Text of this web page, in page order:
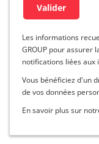
Les informations
GROUP pour assurer
notifications liées aux
Vous bénéficiez d'un
de vos données
En savoir plus sur